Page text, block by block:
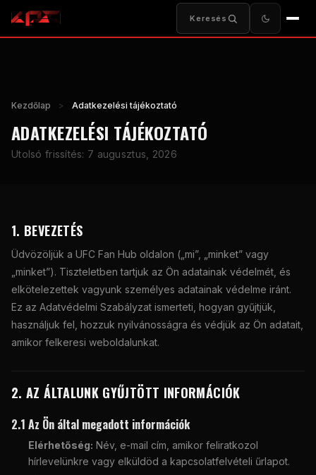
Keresés
Kezdőlap > Adatkezelési tájékoztató
ADATKEZELÉSI TÁJÉKOZTATÓ
Utolsó frissítés: 7 augusztus, 2026
1. BEVEZETÉS
Üdvözöljük a UFC Fan Hub oldalon („mi”, „minket” vagy
„minket”). Tiszteletben tartjuk az Ön adatainak védelmét, és
elkötelezettek vagyunk személyes adatainak védelme iránt.
Ez az Adatvédelmi Szabályzat ismerteti, hogyan gyűjtjük,
használjuk fel, hozzuk nyilvánosságra és védjük az Ön adatait,
amikor felkeresi weboldalunkat.
2. AZ ÁLTALUNK GYŰJTÖTT INFORMÁCIÓK
2.1 Az Ön által megadott információk
Elérhetőség: Név, e-mail cím, amikor feliratkozol
hírlevelünkre vagy elküldöd a kapcsolatfelvételi űrlapot.